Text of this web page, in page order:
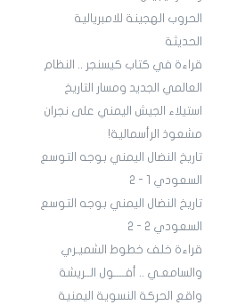
الحروب الهجينة للامبريالية
الحديثة
قراءة في كتاب كيسنجر .. النظام
العالمي الجديد ومسار التاريخ
استيلاء الجيش اليمني على نجران
مشعوذ الرأسمالية!
تاريخ النضال اليمني بوجه التوسع
السعودي 1 - 2
تاريخ النضال اليمني بوجه التوسع
السعودي 2 - 2
قراءة خلف خطوط الشميـري
والسامعـي .. أفــــول الــريشة
واقع الحركة النسوية اليمنية